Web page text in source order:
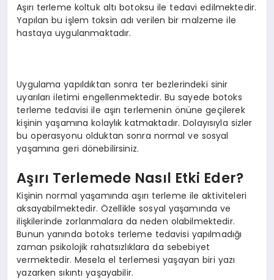
Aşırı terleme koltuk altı botoksu ile tedavi edilmektedir.
Yapılan bu işlem toksin adı verilen bir malzeme ile
hastaya uygulanmaktadır.
Uygulama yapıldıktan sonra ter bezlerindeki sinir
uyarıları iletimi engellenmektedir. Bu sayede botoks
terleme tedavisi ile aşırı terlemenin önüne geçilerek
kişinin yaşamına kolaylık katmaktadır. Dolayısıyla sizler
bu operasyonu olduktan sonra normal ve sosyal
yaşamına geri dönebilirsiniz.
Aşırı Terlemede Nasıl Etki Eder?
Kişinin normal yaşamında aşırı terleme ile aktiviteleri
aksayabilmektedir. Özellikle sosyal yaşamında ve
ilişkilerinde zorlanmalara da neden olabilmektedir.
Bunun yanında botoks terleme tedavisi yapılmadığı
zaman psikolojik rahatsızlıklara da sebebiyet
vermektedir. Mesela el terlemesi yaşayan biri yazı
yazarken sıkıntı yaşayabilir.